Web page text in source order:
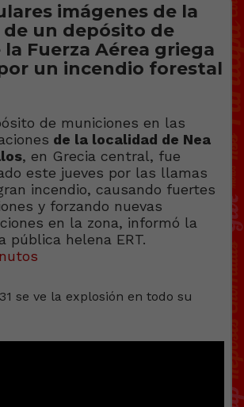
imágenes de la
un depósito de
la Fuerza Aérea griega
un incendio forestal
de municiones en las
de la localidad de Nea
, en Grecia central, fue
este jueves por las llamas
incendio, causando fuertes
y forzando nuevas
en la zona, informó la
pública helena ERT.
se ve la explosión en todo su